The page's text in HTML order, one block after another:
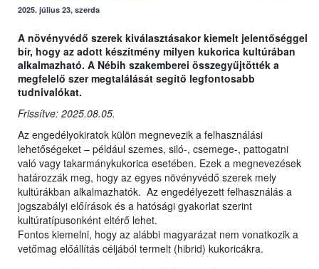
2025. július 23, szerda
A növényvédő szerek kiválasztásakor kiemelt jelentőséggel
bír, hogy az adott készítmény milyen kukorica kultúrában
alkalmazható. A Nébih szakemberei összegyűjtötték a
megfelelő szer megtalálását segítő legfontosabb
tudnivalókat.
Frissítve: 2025.08.05.
Az engedélyokiratok külön megnevezik a felhasználási
lehetőségeket – például szemes, siló-, csemege-, pattogatni
való vagy takarmánykukorica esetében. Ezek a megnevezések
határozzák meg, hogy az egyes növényvédő szerek mely
kultúrákban alkalmazhatók. Az engedélyezett felhasználás a
jogszabályi előírások és a hatósági gyakorlat szerint
kultúratípusonként eltérő lehet.
Fontos kiemelni, hogy az alábbi magyarázat nem vonatkozik a
vetőmag előállítás céljából termelt (hibrid) kukoricákra.